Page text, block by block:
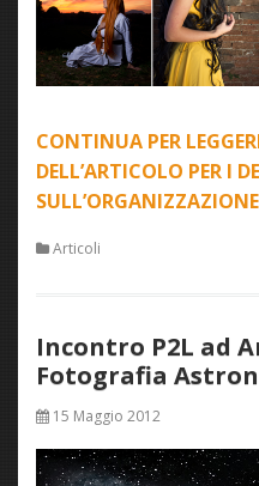
CONTINUA PER
DELL’ARTICOLO PER I
Articoli
Incontro P2L ad
Fotografia
15 Maggio 2012